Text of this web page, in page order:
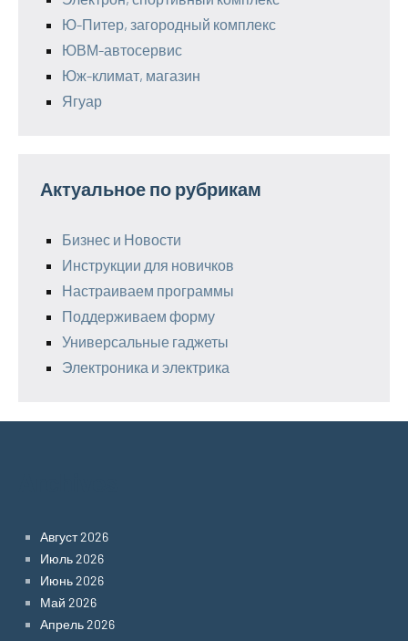
Ю-Питер, загородный комплекс
ЮВМ-автосервис
Юж-климат, магазин
Ягуар
Актуальное по рубрикам
Бизнес и Новости
Инструкции для новичков
Настраиваем программы
Поддерживаем форму
Универсальные гаджеты
Электроника и электрика
Август 2026
Июль 2026
Июнь 2026
Май 2026
Апрель 2026